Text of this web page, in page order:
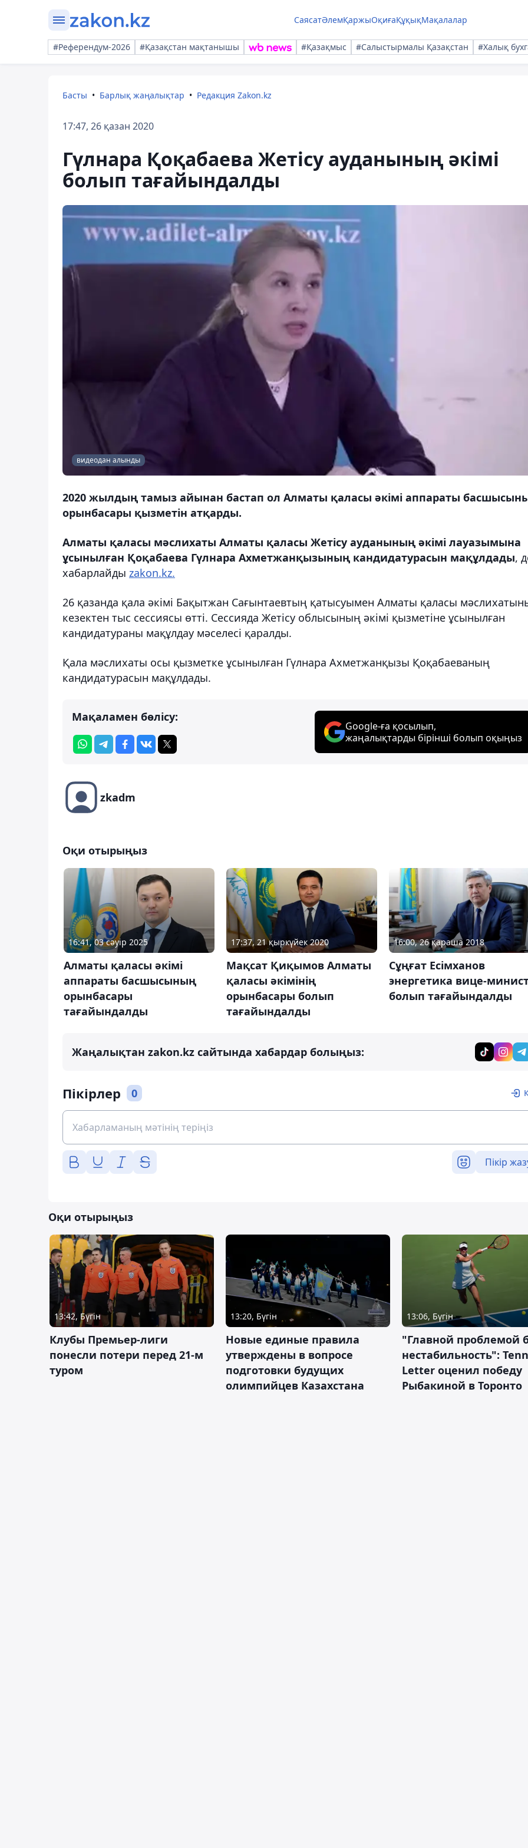
СаясатӘлемҚаржыОқиғаҚұқықМақалалар
#Референдум-2026 #Қазақстан мақтанышы #Қазақмыс #Салыстырмалы Қазақстан #Халық
Басты Барлық жаңалықтар Редакция Zakon.kz
17:47, 26 қазан 2020
Гүлнара Қоқабаева Жетісу ауданының әкімі
болып тағайындалды
видеодан алынды
2020 жылдың тамыз айынан бастап ол Алматы қаласы әкімі аппараты
орынбасары қызметін атқарды.
Алматы қаласы мәслихаты Алматы қаласы Жетісу ауданының әкімі лауазымына
ұсынылған Қоқабаева Гүлнара Ахметжанқызының кандидатурасын мақұлдады,
хабарлайды zakon.kz.
26 қазанда қала әкімі Бақытжан Сағынтаевтың қатысуымен Алматы қаласы
кезектен тыс сессиясы өтті. Сессияда Жетісу облысының әкімі қызметіне ұсынылған
кандидатураны мақұлдау мәселесі қаралды.
Қала мәслихаты осы қызметке ұсынылған Гүлнара Ахметжанқызы Қоқабаеваның
кандидатурасын мақұлдады.
Мақаламен бөлісу:
Google-ға қосылып,
жаңалықтарды бірінші болып оқыңыз
zkadm
Оқи отырыңыз
16:41, 03 сәуір 2025
Алматы қаласы әкімі
аппараты басшысының
орынбасары
тағайындалды
17:37, 21 қыркүйек 2020
Мақсат Қиқымов Алматы
қаласы әкімінің
орынбасары болып
тағайындалды
16:00, 26 қараша 2018
Сұңғат Есімханов
энергетика вице-
болып тағайындалды
Жаңалықтан zakon.kz сайтында хабардар болыңыз:
Пікірлер 0
Пікір
Оқи отырыңыз
13:42, Бүгін
Клубы Премьер-лиги
понесли потери перед 21-м
туром
13:20, Бүгін
Новые единые правила
утверждены в вопросе
подготовки будущих
олимпийцев Казахстана
13:06, Бүгін
"Главной проблемой
нестабильность":
Letter оценил победу
Рыбакиной в Торонто